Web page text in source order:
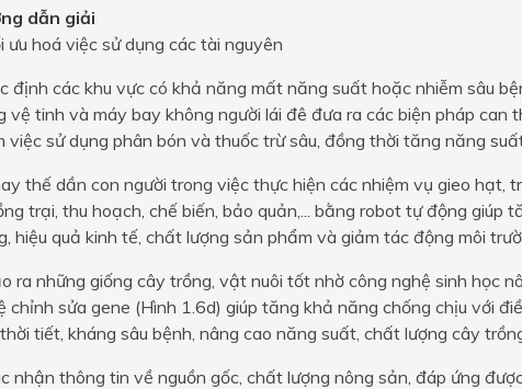
dẫn giải
ưu hoá việc sử dụng các tài nguyên
định các khu vực có khả năng mất năng suất hoặc nhiễm sâu
vệ tinh và máy bay không người lái đê đưa ra các biện pháp can
việc sử dụng phân bón và thuốc trừ sâu, đồng thời tăng năng
thế dần con người trong việc thực hiện các nhiệm vụ gieo hạt,
trại, thu hoạch, chế biến, bảo quản,... bằng robot tự động giúp
hiệu quả kinh tế, chất lượng sản phẩm và giảm tác động môi
ra những giống cây trồng, vật nuôi tốt nhờ công nghệ sinh học
chỉnh sửa gene (Hình 1.6d) giúp tăng khả năng chống chịu với
tiết, kháng sâu bệnh, nâng cao năng suất, chất lượng cây
nhận thông tin về nguồn gốc, chất lượng nông sản, đáp ứng